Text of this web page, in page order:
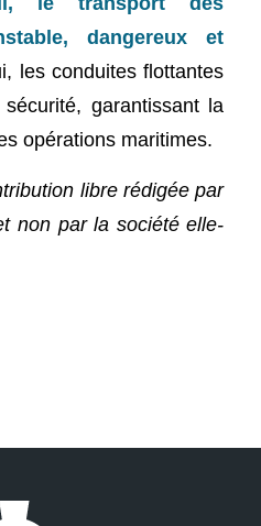
dangereux et
les conduites flottantes
garantissant la
opérations maritimes.
libre rédigée par
non par la société elle-